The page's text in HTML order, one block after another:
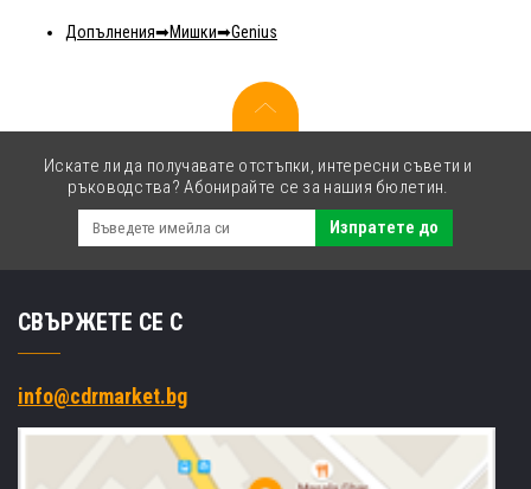
Допълнения Мишки Genius
Искате ли да получавате отстъпки, интересни съвети и
ръководства? Абонирайте се за нашия бюлетин.
Изпратете до
СВЪРЖЕТЕ СЕ С
info@cdrmarket.bg